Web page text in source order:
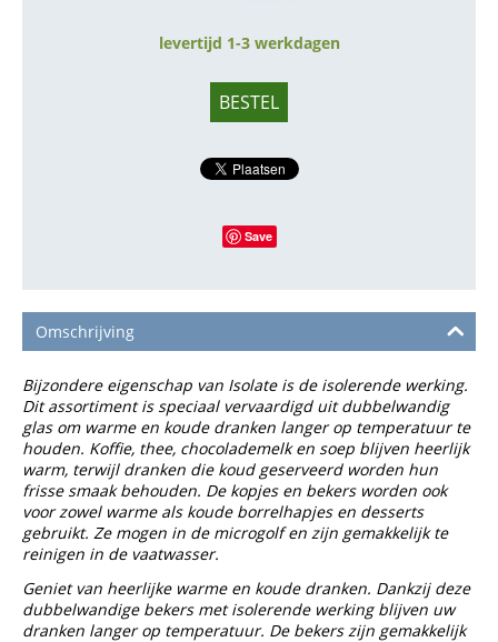
levertijd 1-3 werkdagen
BESTEL
Save
Omschrijving
Bijzondere eigenschap van Isolate is de isolerende werking.
Dit assortiment is speciaal vervaardigd uit dubbelwandig
glas om warme en koude dranken langer op temperatuur te
houden. Koffie, thee, chocolademelk en soep blijven heerlijk
warm, terwijl dranken die koud geserveerd worden hun
frisse smaak behouden. De kopjes en bekers worden ook
voor zowel warme als koude borrelhapjes en desserts
gebruikt. Ze mogen in de microgolf en zijn gemakkelijk te
reinigen in de vaatwasser.
Geniet van heerlijke warme en koude dranken. Dankzij deze
dubbelwandige bekers met isolerende werking blijven uw
dranken langer op temperatuur. De bekers zijn gemakkelijk